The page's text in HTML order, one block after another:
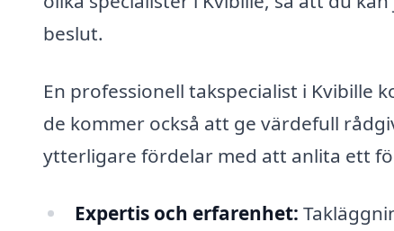
beslut.
En professionell takspecialist i Kvibille
de kommer också att ge värdefull
ytterligare fördelar med att anlita ett
Expertis och erfarenhet: